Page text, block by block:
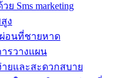
Sms marketing
ง
ผ่อนที่ชายหาด
รวางแผน
ยและสะดวกสบาย